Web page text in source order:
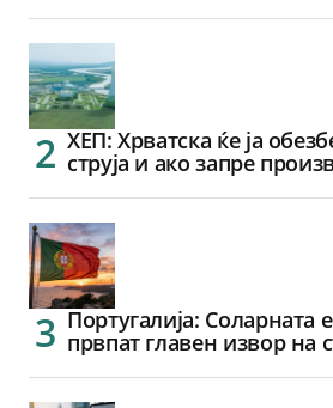
ХЕП: Хрватска ќе ја
струја и ако запре
Португалија: Соларната
првпат главен извор на